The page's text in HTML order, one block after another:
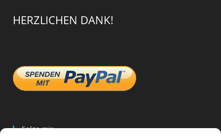
HERZLICHEN DANK!
Folge mir